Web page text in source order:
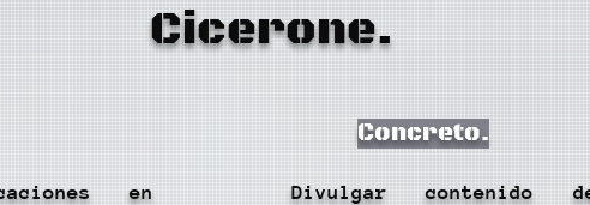
Cicerone.
en
Concreto.
Divulgar contenido